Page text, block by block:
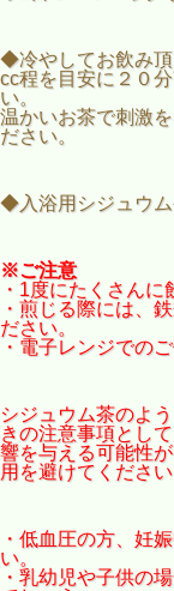
◆冷やしてお飲み頂
cc程を目安に２０
い。
温かいお茶で刺激
ださい。
◆入浴用シジュウム
※ご注意
・1度にたくさんに
・煎じる際には、
ださい。
・電子レンジでの
シジュウム茶のよ
きの注意事項とし
響を与える可能性
用を避けてください
・低血圧の方、妊
い。
・乳幼児や子供の